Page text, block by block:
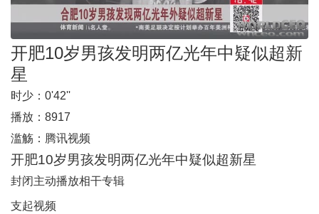
开肥10岁男孩发明两亿光年中疑似超新
星
时少： 0'42''
播放： 8917
滥觞： 腾讯视频
开肥10岁男孩发明两亿光年中疑似超新星
封闭主动播放相干专辑
支起视频